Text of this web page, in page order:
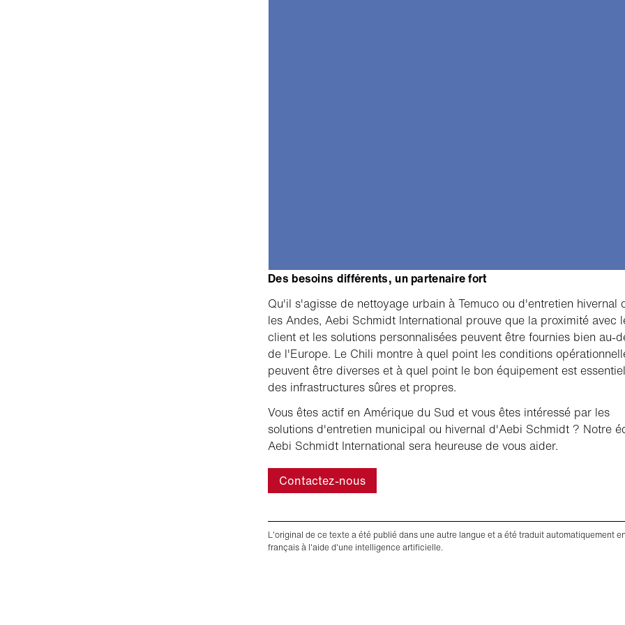
Des besoins différents, un partenaire fort
Qu'il s'agisse de nettoyage urbain à Temuco ou d'entretien hivernal
les Andes, Aebi Schmidt International prouve que la proximité avec
client et les solutions personnalisées peuvent être fournies bien au-
de l'Europe. Le Chili montre à quel point les conditions
peuvent être diverses et à quel point le bon équipement est
des infrastructures sûres et propres.
Vous êtes actif en Amérique du Sud et vous êtes intéressé par les
solutions d'entretien municipal ou hivernal d'Aebi Schmidt ? Notre
Aebi Schmidt International sera heureuse de vous aider.
Contactez-nous
L'original de ce texte a été publié dans une autre langue et a été traduit automatiquement
français à l'aide d'une intelligence artificielle.